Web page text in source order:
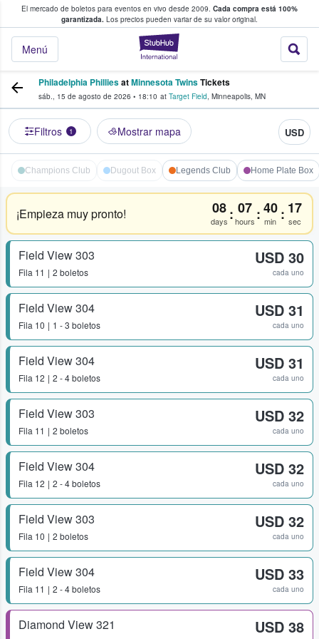
El mercado de boletos para eventos en vivo desde 2009. Cada compra está 100%
garantizada. Los precios pueden variar de su valor original.
StubHub: donde
Menú
fans compran y venden boletos
Philadelphia PhilliesatMinnesota TwinsTickets
sáb., 15 de agosto de 2026 • 18:10 at Target Field, Minneapolis, MN
Filtros 1 Mostrar mapa USD
Champions Club Dugout Box Legends Club Home Plate Box
¡Empieza muy pronto! 08
days : 07
hours :40
min : 17
sec
Field View 303
Fila 11 2 boletos
USD 30
cada uno
Field View 304
Fila 10 1 - 3 boletos
USD 31
cada uno
Field View 304
Fila 12 2 - 4 boletos
USD 31
cada uno
Field View 303
Fila 11 2 boletos
USD 32
cada uno
Field View 304
Fila 12 2 - 4 boletos
USD 32
cada uno
Field View 303
Fila 10 2 boletos
USD 32
cada uno
Field View 304
Fila 11 2 - 4 boletos
USD 33
cada uno
Diamond View 321 USD 38